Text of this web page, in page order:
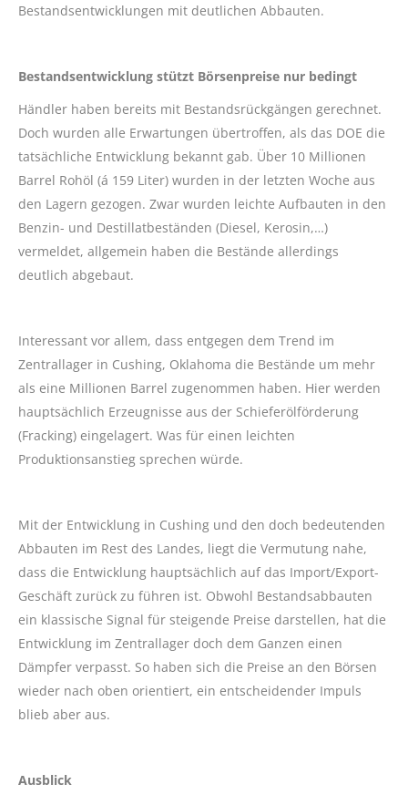
Bestandsentwicklungen mit deutlichen Abbauten.
Bestandsentwicklung stützt Börsenpreise nur bedingt
Händler haben bereits mit Bestandsrückgängen gerechnet.
Doch wurden alle Erwartungen übertroffen, als das DOE die
tatsächliche Entwicklung bekannt gab. Über 10 Millionen
Barrel Rohöl (á 159 Liter) wurden in der letzten Woche aus
den Lagern gezogen. Zwar wurden leichte Aufbauten in den
Benzin- und Destillatbeständen (Diesel, Kerosin,…)
vermeldet, allgemein haben die Bestände allerdings
deutlich abgebaut.
Interessant vor allem, dass entgegen dem Trend im
Zentrallager in Cushing, Oklahoma die Bestände um mehr
als eine Millionen Barrel zugenommen haben. Hier werden
hauptsächlich Erzeugnisse aus der Schieferölförderung
(Fracking) eingelagert. Was für einen leichten
Produktionsanstieg sprechen würde.
Mit der Entwicklung in Cushing und den doch bedeutenden
Abbauten im Rest des Landes, liegt die Vermutung nahe,
dass die Entwicklung hauptsächlich auf das Import/Export-
Geschäft zurück zu führen ist. Obwohl Bestandsabbauten
ein klassische Signal für steigende Preise darstellen, hat die
Entwicklung im Zentrallager doch dem Ganzen einen
Dämpfer verpasst. So haben sich die Preise an den Börsen
wieder nach oben orientiert, ein entscheidender Impuls
blieb aber aus.
Ausblick